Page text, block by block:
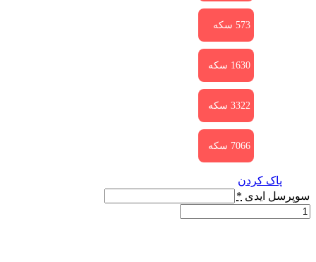
573 سکه
1630 سکه
3322 سکه
7066 سکه
پاک کردن
سوپرسل ایدی *
خرید